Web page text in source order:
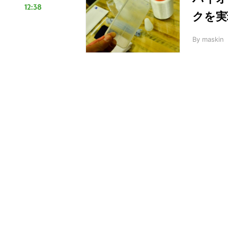
12:38
クを
By maskin